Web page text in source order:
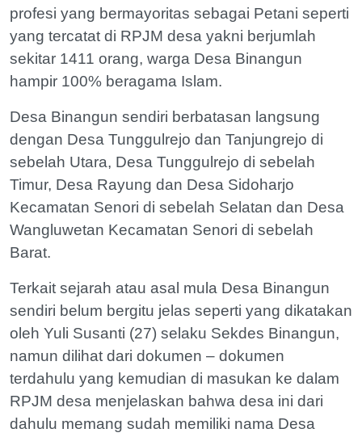
profesi yang bermayoritas sebagai Petani seperti
yang tercatat di RPJM desa yakni berjumlah
sekitar 1411 orang, warga Desa Binangun
hampir 100% beragama Islam.
Desa Binangun sendiri berbatasan langsung
dengan Desa Tunggulrejo dan Tanjungrejo di
sebelah Utara, Desa Tunggulrejo di sebelah
Timur, Desa Rayung dan Desa Sidoharjo
Kecamatan Senori di sebelah Selatan dan Desa
Wangluwetan Kecamatan Senori di sebelah
Barat.
Terkait sejarah atau asal mula Desa Binangun
sendiri belum bergitu jelas seperti yang dikatakan
oleh Yuli Susanti (27) selaku Sekdes Binangun,
namun dilihat dari dokumen – dokumen
terdahulu yang kemudian di masukan ke dalam
RPJM desa menjelaskan bahwa desa ini dari
dahulu memang sudah memiliki nama Desa